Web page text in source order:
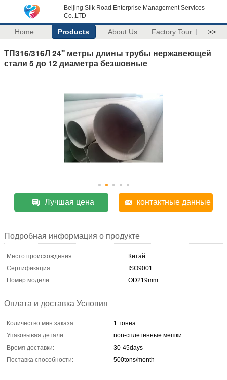
Beijing Silk Road Enterprise Management Services
Co.,LTD
Home Products About Us Factory Tour >>
ТП316/316Л 24" метры длины трубы нержавеющей
стали 5 до 12 диаметра безшовные
Лучшая цена контактные данные
Подробная информация о продукте
Место происхождения:
Китай
Сертификация:
ISO9001
Номер модели:
OD219mm
Оплата и доставка Условия
Количество мин заказа:
1 тонна
Упаковывая детали:
non-сплетенные мешки
Время доставки:
30-45days
Поставка способности:
500tons/month